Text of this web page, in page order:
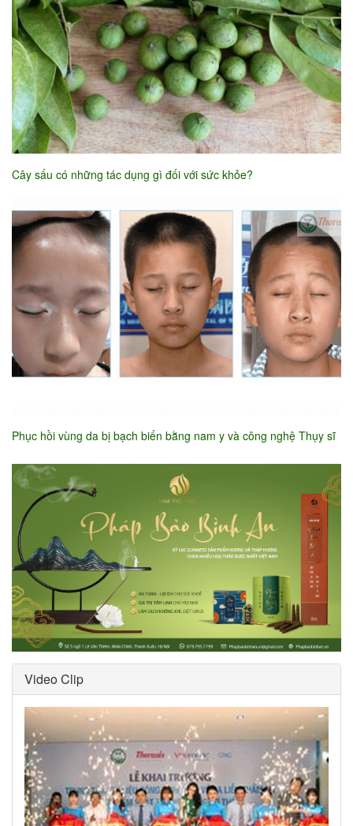
Cây sấu có những tác dụng gì đối với sức khỏe?
Phục hồi vùng da bị bạch biến bằng nam y và công nghệ Thụy sĩ
Video Clip